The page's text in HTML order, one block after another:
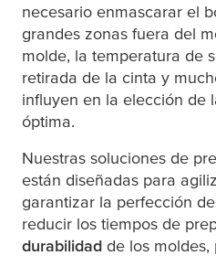
necesario enmascarar el
grandes zonas fuera del
molde, la temperatura de
retirada de la cinta y
influyen en la elección de
óptima.
Nuestras soluciones de
están diseñadas para
garantizar la perfección
reducir los tiempos de
durabilidad de los moldes,